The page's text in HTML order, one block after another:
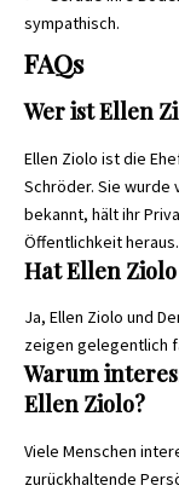
sympathisch.
FAQs
Wer ist Ellen
Ellen Ziolo ist die
Schröder. Sie wurde
bekannt, hält ihr
Öffentlichkeit heraus.
Hat Ellen
Ja, Ellen Ziolo und
zeigen gelegentlich
Warum
Ellen Ziolo?
Viele Menschen
zurückhaltende